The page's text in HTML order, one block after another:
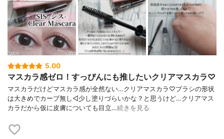
5.00
マスカラ感ゼロ！すっぴんにも推したいクリアマスカラ♡
マスカラだけどマスカラ感が全然ない…クリアマスカラ♡ブラシの形状
は大きめでカーブ無し◁少し塗りづらいかな？と思うけど…クリアマス
カラだから仮に皮膚についても目立…続きを見る